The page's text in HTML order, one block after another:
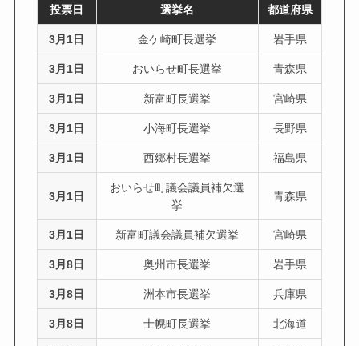
投票日 選挙名 都道府県
3月1日 金ケ崎町長選挙 岩手県
3月1日 おいらせ町長選挙 青森県
3月1日 新富町長選挙 宮崎県
3月1日 小海町長選挙 長野県
3月1日 西郷村長選挙 福島県
3月1日
おいらせ町議会議員補欠選
挙
青森県
3月1日 新富町議会議員補欠選挙 宮崎県
3月8日 奥州市長選挙 岩手県
3月8日 洲本市長選挙 兵庫県
3月8日 士幌町長選挙 北海道